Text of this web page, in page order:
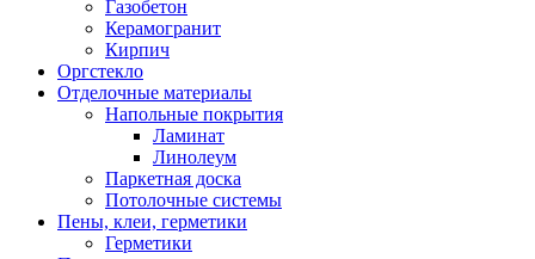
Газобетон
Керамогранит
Кирпич
Оргстекло
Отделочные материалы
Напольные покрытия
Ламинат
Линолеум
Паркетная доска
Потолочные системы
Пены, клеи, герметики
Герметики